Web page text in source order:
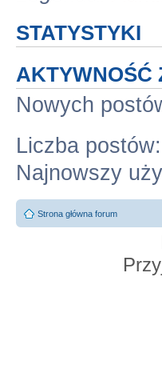
STATYSTYKI
AKTYWNOŚĆ
Nowych
Liczba postów:
Najnowszy
Strona główna forum